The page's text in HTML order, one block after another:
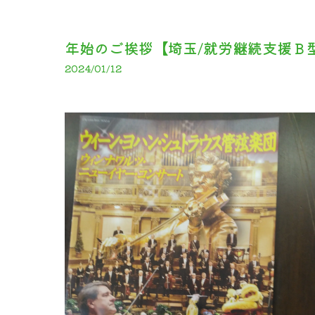
年始のご挨拶【埼玉/就労継続支援Ｂ
2024/01/12